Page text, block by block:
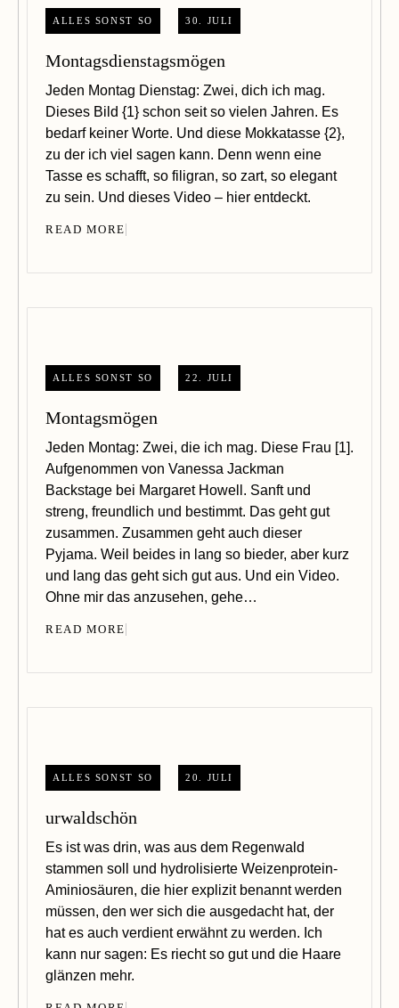
30. JULI
ALLES SONST SO
Montagsdienstagsmögen
Jeden Montag Dienstag: Zwei, dich ich mag.
Dieses Bild {1} schon seit so vielen Jahren. Es
bedarf keiner Worte. Und diese Mokkatasse {2},
zu der ich viel sagen kann. Denn wenn eine
Tasse es schafft, so filigran, so zart, so elegant
zu sein. Und dieses Video – hier entdeckt.
READ MORE
22. JULI
ALLES SONST SO
Montagsmögen
Jeden Montag: Zwei, die ich mag. Diese Frau [1].
Aufgenommen von Vanessa Jackman
Backstage bei Margaret Howell. Sanft und
streng, freundlich und bestimmt. Das geht gut
zusammen. Zusammen geht auch dieser
Pyjama. Weil beides in lang so bieder, aber kurz
und lang das geht sich gut aus. Und ein Video.
Ohne mir das anzusehen, gehe…
READ MORE
20. JULI
ALLES SONST SO
urwaldschön
Es ist was drin, was aus dem Regenwald
stammen soll und hydrolisierte Weizenprotein-
Aminiosäuren, die hier explizit benannt werden
müssen, den wer sich die ausgedacht hat, der
hat es auch verdient erwähnt zu werden. Ich
kann nur sagen: Es riecht so gut und die Haare
glänzen mehr.